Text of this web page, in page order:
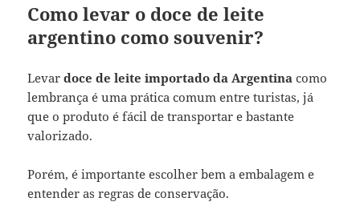
Como levar o doce de leite
argentino como souvenir?
Levardoce de leite importado da Argentina como
lembrança é uma prática comum entre turistas, já
que o produto é fácil de transportar e bastante
valorizado.
Porém, é importante escolher bem a embalagem e
entender as regras de conservação.